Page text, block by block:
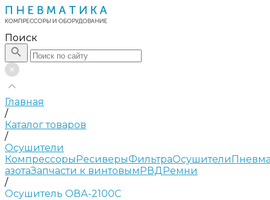
Поиск
Главная
/
Каталог товаров
/
Осушители
КомпрессорыРесиверыФильтраОсушители
азотаЗапчасти к винтовымРВДРемни
/
Осушитель ОВА-2100С